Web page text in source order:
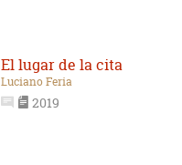
El lugar de la cita
Luciano Feria
2019